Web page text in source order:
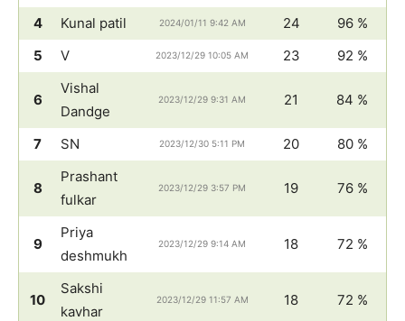
4
Kunal patil 2024/01/11 9:42 AM 24
96 %
5
V 2023/12/29 10:05 AM 23 92 %
6
Vishal
Dandge
2023/12/29 9:31 AM 21 84 %
7 SN 2023/12/30 5:11 PM 20 80 %
8
Prashant
fulkar
2023/12/29 3:57 PM 19 76 %
9
Priya
deshmukh
2023/12/29 9:14 AM 18 72 %
10
Sakshi
kavhar
2023/12/29 11:57 AM 18 72 %